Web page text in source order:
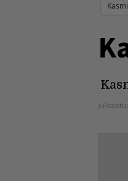
Julkaistu: